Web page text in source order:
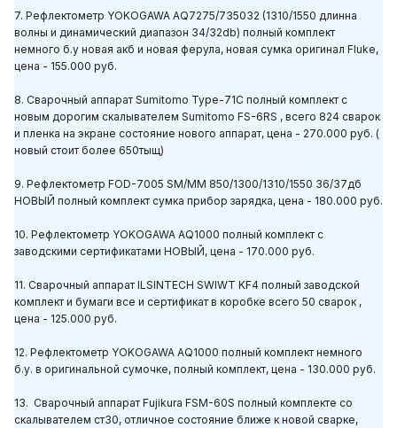
7. Рефлектометр YOKOGAWA AQ7275/735032 (1310/1550 длинна
волны и динамический диапазон 34/32db) полный комплект
немного б.у новая акб и новая ферула, новая сумка оригинал Fluke,
цена - 155.000 руб.
8. Сварочный аппарат Sumitomo Type-71C полный комплект с
новым дорогим скалывателем Sumitomo FS-6RS , всего 824 сварок
и пленка на экране состояние нового аппарат, цена - 270.000 руб. (
новый стоит более 650тыщ)
9. Рефлектометр FOD-7005 SM/MM 850/1300/1310/1550 36/37дб
НОВЫЙ полный комплект сумка прибор зарядка, цена - 180.000 руб.
10. Рефлектометр YOKOGAWA AQ1000 полный комплект с
заводскими сертификатами НОВЫЙ, цена - 170.000 руб.
11. Сварочный аппарат ILSINTECH SWIWT KF4 полный заводской
комплект и бумаги все и сертификат в коробке всего 50 сварок ,
цена - 125.000 руб.
12. Рефлектометр YOKOGAWA AQ1000 полный комплект немного
б.у. в оригинальной сумочке, полный комплект, цена - 130.000 руб.
13. Сварочный аппарат Fujikura FSM-60S полный комплекте со
скалывателем ст30, отличное состояние ближе к новой сварке,